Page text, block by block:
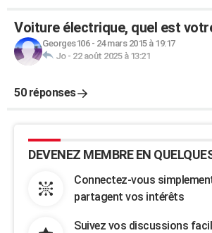
Voiture électrique, quel est
Georges106- 24 mars 2015 à 19:17
Jo- 22 août 2025 à 13:21
50 réponses
DEVENEZ MEMBRE EN
Connectez-vous
partagent vos intérêts
Suivez vos discussions